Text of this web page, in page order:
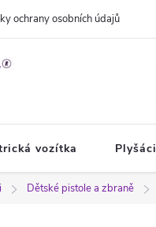
ochrany osobních údajů
vozítka Plyšáci
Dětské pistole a zbraně